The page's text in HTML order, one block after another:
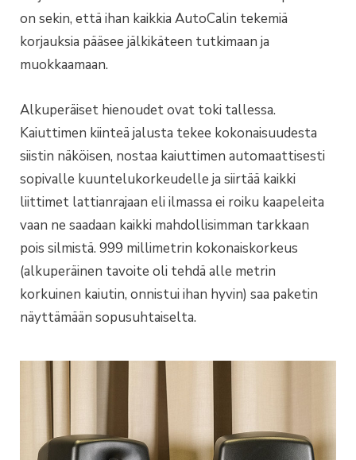
on sekin, että ihan kaikkia AutoCalin tekemiä
korjauksia pääsee jälkikäteen tutkimaan ja
muokkaamaan.
Alkuperäiset hienoudet ovat toki tallessa.
Kaiuttimen kiinteä jalusta tekee kokonaisuudesta
siistin näköisen, nostaa kaiuttimen automaattisesti
sopivalle kuuntelukorkeudelle ja siirtää kaikki
liittimet lattianrajaan eli ilmassa ei roiku kaapeleita
vaan ne saadaan kaikki mahdollisimman tarkkaan
pois silmistä. 999 millimetrin kokonaiskorkeus
(alkuperäinen tavoite oli tehdä alle metrin
korkuinen kaiutin, onnistui ihan hyvin) saa paketin
näyttämään sopusuhtaiselta.